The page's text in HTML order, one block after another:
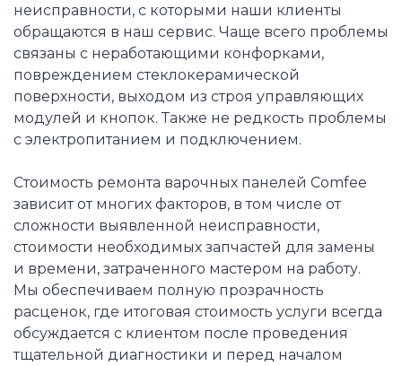
неисправности, с которыми наши клиенты
обращаются в наш сервис. Чаще всего проблемы
связаны с неработающими конфорками,
повреждением стеклокерамической
поверхности, выходом из строя управляющих
модулей и кнопок. Также не редкость проблемы
с электропитанием и подключением.
Стоимость ремонта варочных панелей Comfee
зависит от многих факторов, в том числе от
сложности выявленной неисправности,
стоимости необходимых запчастей для замены
и времени, затраченного мастером на работу.
Мы обеспечиваем полную прозрачность
расценок, где итоговая стоимость услуги всегда
обсуждается с клиентом после проведения
тщательной диагностики и перед началом